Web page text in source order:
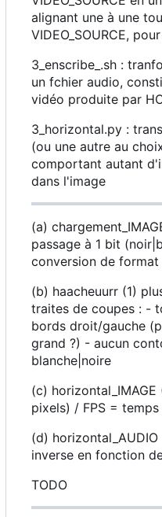
alignant une à une
VIDEO_SOURCE,
3_enscribe_.sh :
un fchier audio,
vidéo produite par
3_horizontal.py :
(ou une autre au
comportant autant
dans l'image
(a)
passage à 1 bit
conversion de
(b) haacheuurr (1)
traites de coupes : -
bords droit/gauche
grand ?) - aucun
blanche|noire
(c)
pixels) / FPS =
(d)
inverse en fonction
TODO